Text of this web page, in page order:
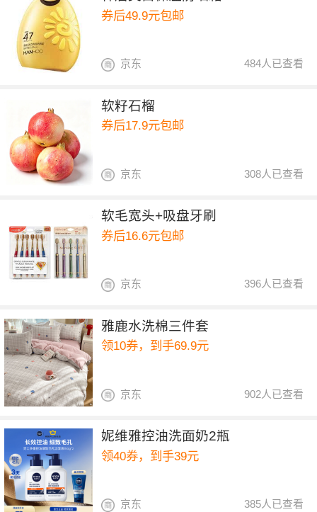
券后49.9元包邮
484人已查看
京东
软籽石榴
券后17.9元包邮
308人已查看
京东
软毛宽头+吸盘牙刷
券后16.6元包邮
396人已查看
京东
雅鹿水洗棉三件套
领10券，到手69.9元
902人已查看
京东
妮维雅控油洗面奶2瓶
领40券，到手39元
385人已查看
京东